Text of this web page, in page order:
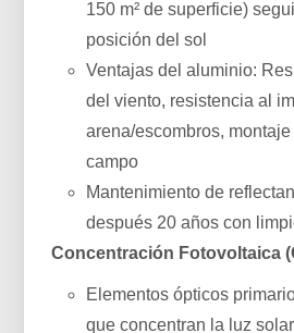
150 m² de superficie)
posición del sol
Ventajas del aluminio:
del viento, resistencia al
arena/escombros,
campo
Mantenimiento de
después 20 años con
Concentración Fotovoltaica
Elementos ópticos
que concentran la luz